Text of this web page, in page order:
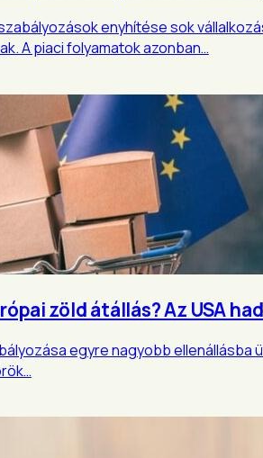
enyhítése sok
A piaci folyamatok azonban…
zöld átállás? Az USA
egyre nagyobb ellenállásba